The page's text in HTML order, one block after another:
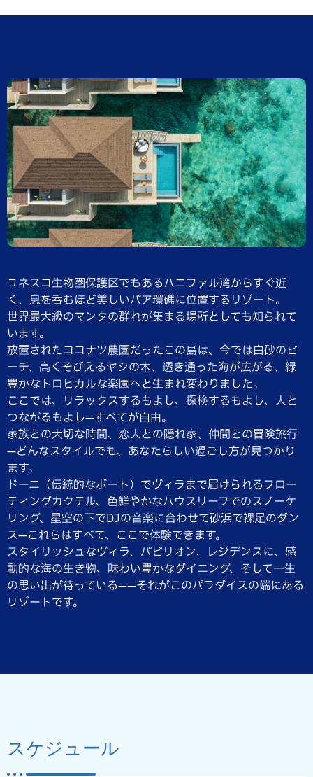
ユネスコ生物圏保護区でもあるハニファル湾からすぐ近
く、息を呑むほど美しいバア環礁に位置するリゾート。
世界最大級のマンタの群れが集まる場所としても知られて
います。
放置されたココナツ農園だったこの島は、今では白砂のビ
ーチ、高くそびえるヤシの木、透き通った海が広がる、緑
豊かなトロピカルな楽園へと生まれ変わりました。
ここでは、リラックスするもよし、探検するもよし、人と
つながるもよし—すべてが自由。
家族との大切な時間、恋人との隠れ家、仲間との冒険旅行
—どんなスタイルでも、あなたらしい過ごし方が見つかり
ます。
ドーニ（伝統的なボート）でヴィラまで届けられるフロー
ティングカクテル、色鮮やかなハウスリーフでのスノーケ
リング、星空の下でDJの音楽に合わせて砂浜で裸足のダン
ス—これらはすべて、ここで体験できます。
スタイリッシュなヴィラ、パビリオン、レジデンスに、感
動的な海の生き物、味わい豊かなダイニング、そして一生
の思い出が待っている——それがこのパラダイスの端にある
リゾートです。
スケジュール